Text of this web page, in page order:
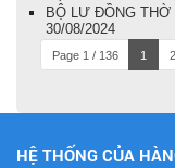
BỘ LƯ ĐỒNG
30/08/2024
Page 1 / 136 1 2
HỆ THỐNG CỦA